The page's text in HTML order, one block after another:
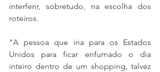
interferir, sobretudo, na escolha dos
roteiros.
“A pessoa que iria para os Estados
Unidos para ficar enfurnado o dia
inteiro dentro de um shopping, talvez